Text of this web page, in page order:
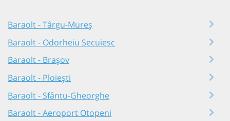
Baraolt - Târgu-Mureș
Baraolt - Odorheiu Secuiesc
Baraolt - Brașov
Baraolt - Ploiești
Baraolt - Sfântu-Gheorghe
Baraolt - Aeroport Otopeni